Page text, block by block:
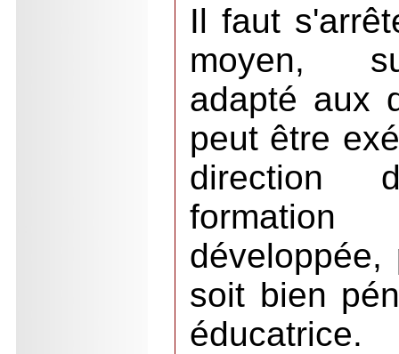
Il faut
moyen,
adapté aux
peut être
direction
soit bien
éducatrice.